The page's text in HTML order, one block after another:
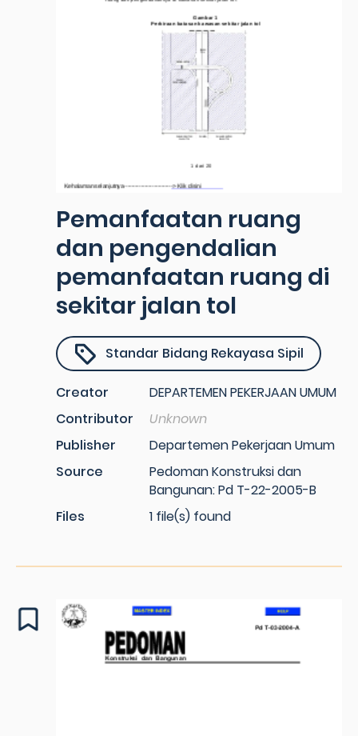
Pemanfaatan ruang
dan pengendalian
pemanfaatan ruang di
sekitar jalan tol
Standar Bidang Rekayasa Sipil
Creator
DEPARTEMEN PEKERJAAN UMUM
Contributor
Unknown
Publisher
Departemen Pekerjaan Umum
Source
Pedoman Konstruksi dan
Bangunan: Pd T-22-2005-B
Files
1 file(s) found